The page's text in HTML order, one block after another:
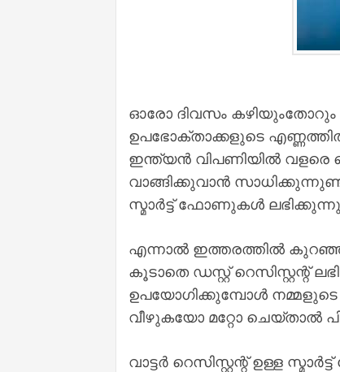
ഓരോ ദിവസം കഴിയുംതോറും
ഉപഭോക്താക്കളുടെ
ഇന്ത്യൻ വിപണിയിൽ വളരെ
വാങ്ങിക്കുവാൻ
സ്മാർട്ട് ഫോണുകൾ
എന്നാൽ ഇത്തരത്തിൽ കുറഞ്ഞ
കൂടാതെ ഡസ്റ്റ് റെസിസ്റ്റന്റ്
ഉപയോഗിക്കുമ്പോൾ
വീഴുകയോ മറ്റോ ചെയ്താൽ
വാട്ടർ റെസിസ്റ്റന്റ് ഉള്ള